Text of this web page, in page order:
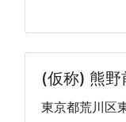
(仮称) 熊
東京都荒川区